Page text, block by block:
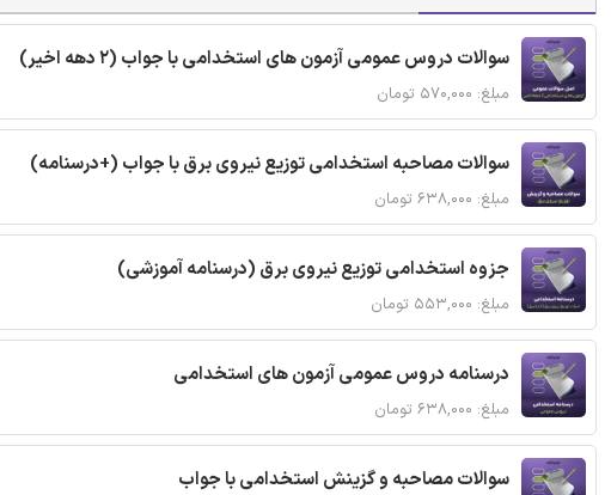
سوالات دروس عمومی آزمون های استخدامی با جواب (2 دهه اخیر)
مبلغ: ۵۷۰,۰۰۰ تومان
سوالات مصاحبه استخدامی توزیع نیروی برق با جواب (+درسنامه)
مبلغ: ۶۳۸,۰۰۰ تومان
جزوه استخدامی توزیع نیروی برق (درسنامه آموزشی)
مبلغ: ۵۵۳,۰۰۰ تومان
درسنامه دروس عمومی آزمون های استخدامی
مبلغ: ۶۳۸,۰۰۰ تومان
سوالات مصاحبه و گزینش استخدامی با جواب